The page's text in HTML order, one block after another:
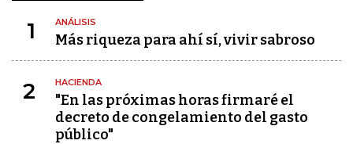
1 ANÁLISIS
Más riqueza para ahí sí, vivir sabroso
2 HACIENDA
"En las próximas horas firmaré el
decreto de congelamiento del gasto
público"